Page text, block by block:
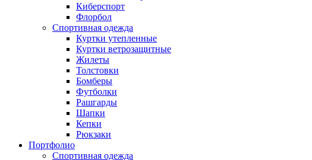
Киберспорт
Флорбол
Спортивная одежда
Куртки утепленные
Куртки ветрозащитные
Жилеты
Толстовки
Бомберы
Футболки
Рашгарды
Шапки
Кепки
Рюкзаки
Портфолио
Спортивная одежда